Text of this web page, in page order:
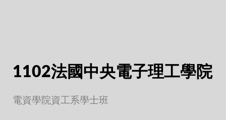
1102法國中央電子理工學院
電資學院資工系學士班